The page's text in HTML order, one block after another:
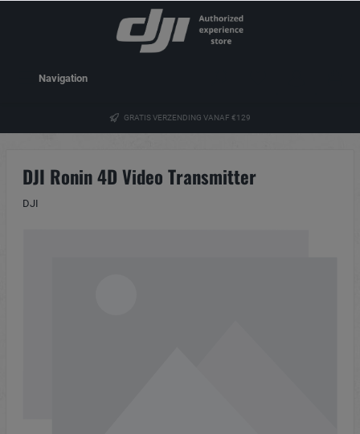
Navigation
GRATIS VERZENDING VANAF €129
DJI Ronin 4D Video Transmitter
DJI